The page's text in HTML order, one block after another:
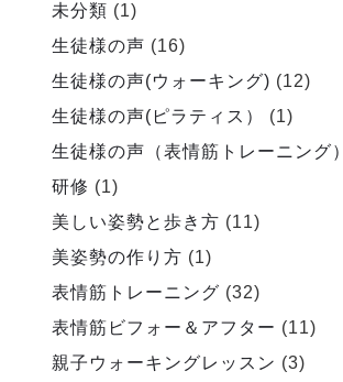
未分類 (1)
生徒様の声 (16)
生徒様の声(ウォーキング) (12)
生徒様の声(ピラティス）
(1)
生徒様の声（表情筋トレーニング）
研修 (1)
美しい姿勢と歩き方 (11)
美姿勢の作り方 (1)
表情筋トレーニング (32)
表情筋ビフォー＆アフター (11)
親子ウォーキングレッスン (3)